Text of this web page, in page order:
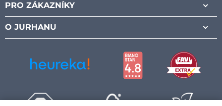
PRO ZÁKAZNÍKY
O JURHANU